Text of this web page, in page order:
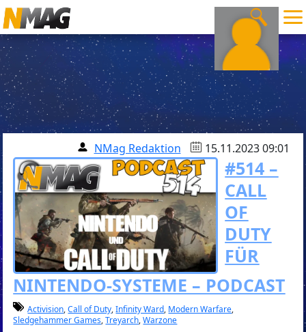
NMag Redaktion 15.11.2023 09:01
#514 –
CALL
OF
DUTY
FÜR
NINTENDO-SYSTEME – PODCAST
Activision,Call of Duty,Infinity Ward, Modern Warfare,
Sledgehammer Games,Treyarch,Warzone